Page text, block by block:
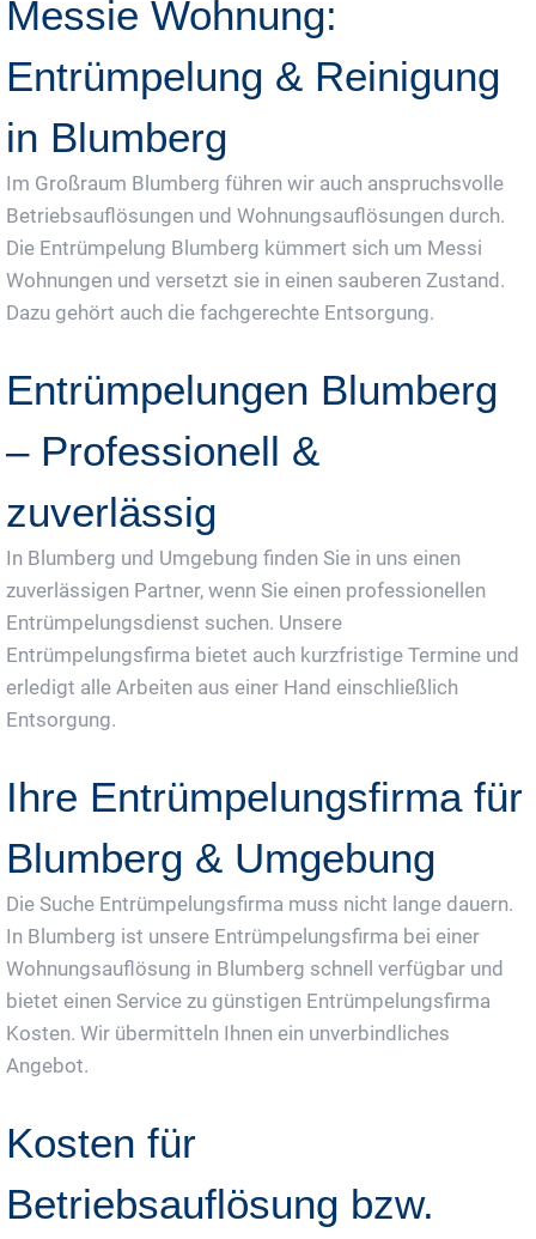
Messie Wohnung:
Entrümpelung & Reinigung
in Blumberg
Im Großraum Blumberg führen wir auch anspruchsvolle
Betriebsauflösungen und Wohnungsauflösungen durch.
Die Entrümpelung Blumberg kümmert sich um Messi
Wohnungen und versetzt sie in einen sauberen Zustand.
Dazu gehört auch die fachgerechte Entsorgung.
Entrümpelungen Blumberg
– Professionell &
zuverlässig
In Blumberg und Umgebung finden Sie in uns einen
zuverlässigen Partner, wenn Sie einen professionellen
Entrümpelungsdienst suchen. Unsere
Entrümpelungsfirma bietet auch kurzfristige Termine und
erledigt alle Arbeiten aus einer Hand einschließlich
Entsorgung.
Ihre Entrümpelungsfirma für
Blumberg & Umgebung
Die Suche Entrümpelungsfirma muss nicht lange dauern.
In Blumberg ist unsere Entrümpelungsfirma bei einer
Wohnungsauflösung in Blumberg schnell verfügbar und
bietet einen Service zu günstigen Entrümpelungsfirma
Kosten. Wir übermitteln Ihnen ein unverbindliches
Angebot.
Kosten für
Betriebsauflösung bzw.